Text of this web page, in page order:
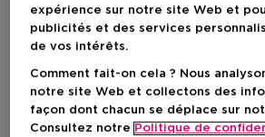
expérience sur notre site Web et
publicités et des services
de vos intérêts.
Comment fait-on cela ? Nous
notre site Web et collectons des
façon dont chacun se déplace sur
Consultez notre Politique de